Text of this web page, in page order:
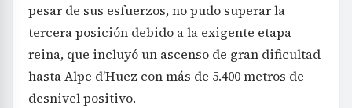
pesar de sus esfuerzos, no pudo superar la
tercera posición debido a la exigente etapa
reina, que incluyó un ascenso de gran dificultad
hasta Alpe d’Huez con más de 5.400 metros de
desnivel positivo.